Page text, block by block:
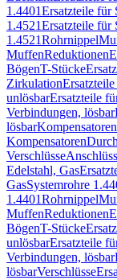
1.4401Ersatzteile für
1.4521Ersatzteile für
1.4521Rohrnippel
MuffenReduktionen
BögenT-Stücke
Zirkulation
unlösbarErsatzteile
Verbindungen, lösbar
lösbarKompensatoren
Kompensatoren
Verschlüsse
Edelstahl, Gas
GasSystemrohre
1.4401Rohrnippel
MuffenReduktionen
BögenT-Stücke
unlösbarErsatzteile
Verbindungen, lösbar
lösbarVerschlüsse